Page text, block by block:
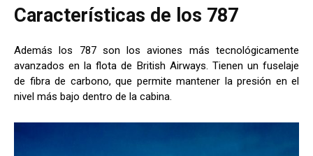
Características de los 787
Además los 787 son los aviones más tecnológicamente
avanzados en la flota de British Airways. Tienen un fuselaje
de fibra de carbono, que permite mantener la presión en el
nivel más bajo dentro de la cabina.